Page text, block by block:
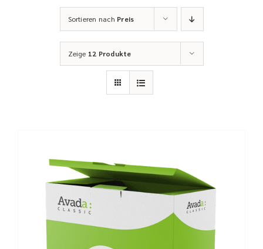
Sortieren nach Preis
Zeige 12 Produkte